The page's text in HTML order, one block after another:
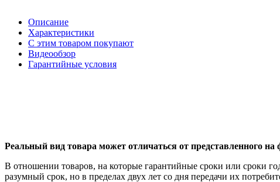
Описание
Характеристики
С этим товаром покупают
Видеообзор
Гарантийные условия
Реальный вид товара может отличаться от представленного на
В отношении товаров, на которые гарантийные сроки или сроки
разумный срок, но в пределах двух лет со дня передачи их